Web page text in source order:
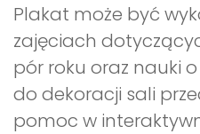
Plakat może być
zajęciach
pór roku oraz nauki
do dekoracji sali
pomoc w